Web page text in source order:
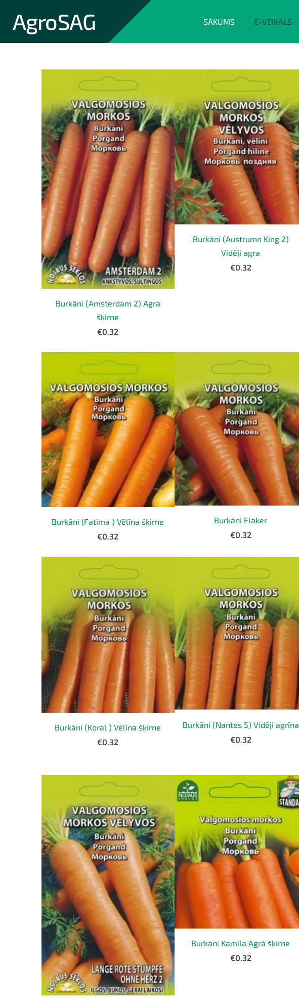
AgroSAG SĀKUMS E-VEIKALS
Burkāni (Amsterdam 2) Agra
šķirne
€0.32
Burkāni (Austrumn King 2)
Vidēji agra
€0.32
Burkāni (Fatima ) Vēlīna šķirne
€0.32
Burkāni Flaker
€0.32
Burkāni (Koral ) Vēlīna šķirne
€0.32
Burkāni (Nantes 5) Vidēji agrīna
€0.32
Burkāni Kamila Agrā šķirne
€0.32